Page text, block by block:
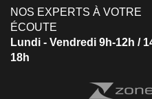
NOS EXPERTS À VOTRE
ÉCOUTE
Lundi - Vendredi 9h-12h /
18h